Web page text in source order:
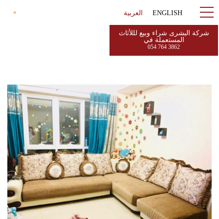
العربية ENGLISH
شركة البشرى شراء وبيع لللأثاث
المستعملة في
054 764 3862